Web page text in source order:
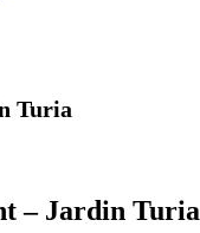
Turia
– Jardin Turia